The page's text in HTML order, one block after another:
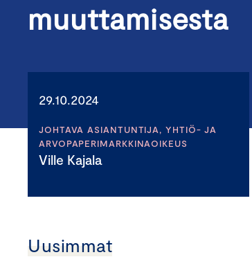
muuttamisesta
29.10.2024
JOHTAVA ASIANTUNTIJA, YHTIÖ- JA
ARVOPAPERIMARKKINAOIKEUS
Ville Kajala
Uusimmat